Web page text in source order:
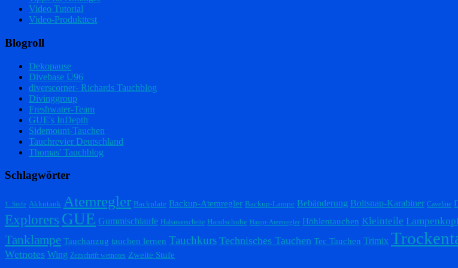
Video Tutorial
Video-Produkttest
Blogroll
Dekopause
Divebase U96
diverscorner- Richards Tauchblog
Divinggroup
Freshwater-Team
GUE's InDepth
Sidemount-Tauchen
Tauchrevier Deutschland
Thomas' Tauchblog
Schlagwörter
1. Stufe Akkutank Atemregler Backplate Backup-Atemregler Backup-Lampe Bebänderung Boltsnap-Karabiner Caveline
Explorers GUE Gummischlaufe Halsmanschette Handschuhe Haupt-Atemregler Höhlentauchen Kleinteile
Tanklampe Tauchanzug tauchen lernen Tauchkurs Technisches Tauchen Tec Tauchen Trimix
Wetnotes Wing Zeitschrift wetnotes Zweite Stufe